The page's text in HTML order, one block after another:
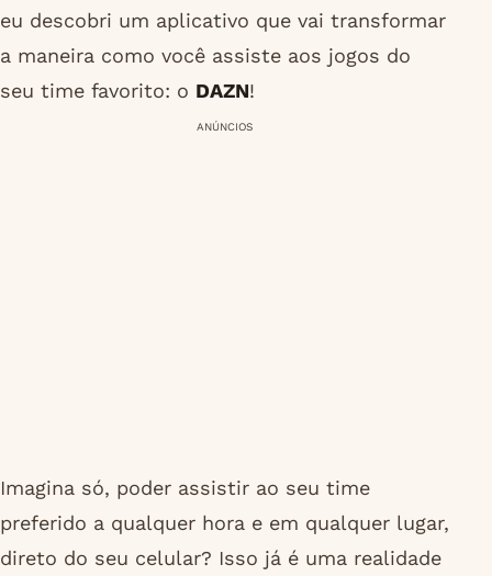
eu descobri um aplicativo que vai transformar
a maneira como você assiste aos jogos do
seu time favorito: o DAZN!
ANÚNCIOS
Imagina só, poder assistir ao seu time
preferido a qualquer hora e em qualquer lugar,
direto do seu celular? Isso já é uma realidade